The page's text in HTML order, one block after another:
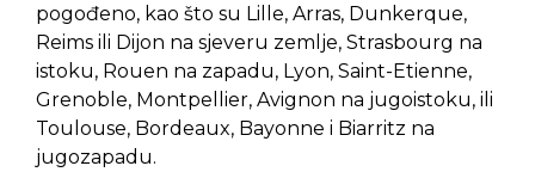
pogođeno, kao što su Lille, Arras, Dunkerque,
Reims ili Dijon na sjeveru zemlje, Strasbourg na
istoku, Rouen na zapadu, Lyon, Saint-Etienne,
Grenoble, Montpellier, Avignon na jugoistoku, ili
Toulouse, Bordeaux, Bayonne i Biarritz na
jugozapadu.